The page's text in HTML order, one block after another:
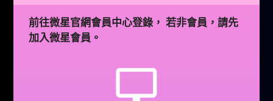
前往微星官網會員中心登錄， 若非會員，請先
加入微星會員。